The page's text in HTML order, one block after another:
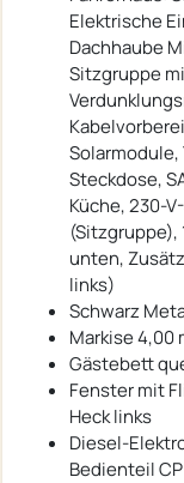
Elektrische
Dachhaube
Sitzgruppe
Solarmodule,
Steckdose,
Küche, 230-
(Sitzgruppe),
unten,
links)
Schwarz
Markise 4,00
Gästebett
Fenster mit
Heck links
Diesel-
Bedienteil